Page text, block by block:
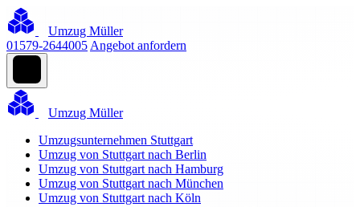
Umzug Müller
01579-2644005 Angebot anfordern
Umzug Müller
Umzugsunternehmen Stuttgart
Umzug von Stuttgart nach Berlin
Umzug von Stuttgart nach Hamburg
Umzug von Stuttgart nach München
Umzug von Stuttgart nach Köln